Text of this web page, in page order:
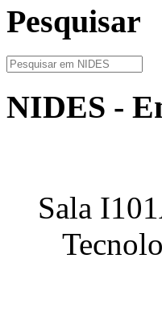
Pesquisar
NIDES -
Sala